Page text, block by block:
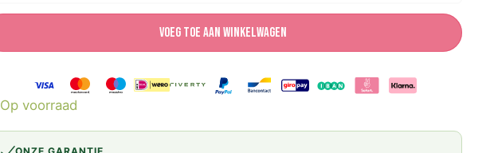
Voeg toe aan winkelwagen
Op voorraad